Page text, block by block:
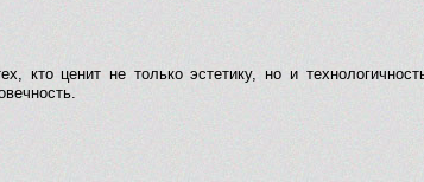
кто ценит не только эстетику, но и